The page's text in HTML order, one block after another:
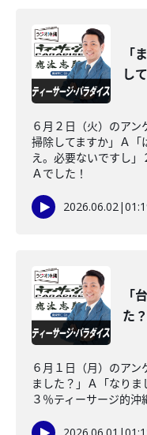
「
し
６月２日（火）のア
掃除してますか」Ａ「
え。必要ないですし
Ａでした！
2026.06.02|
「
た？
６月１日（月）のア
ました？」Ａ「なり
３％ティーサージ的沖